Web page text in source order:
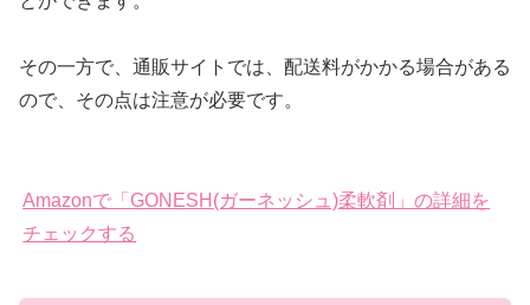
その一方で、通販サイトでは、配送料がかかる場合がある
ので、その点は注意が必要です。
Amazonで「GONESH(ガーネッシュ)柔軟剤」の詳細を
チェックする